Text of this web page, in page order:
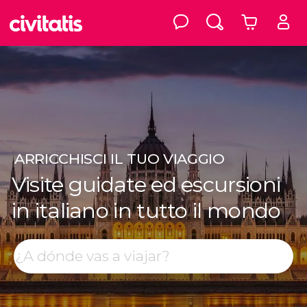
ARRICCHISCIIL TUO VIAGGIO
Visite guidate ed escursioni
in italiano in tutto il mondo
Cerca
Top destinazioni